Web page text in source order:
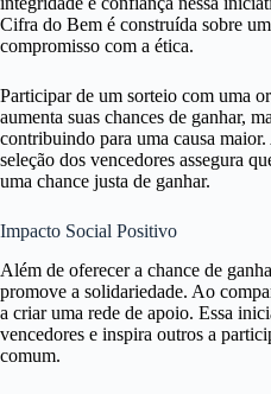
Cifra do Bem é construída sobre
compromisso com a ética.
Participar de um sorteio com uma
aumenta suas chances de ganhar,
contribuindo para uma causa
seleção dos vencedores assegura
uma chance justa de ganhar.
Impacto Social Positivo
Além de oferecer a chance de
promove a solidariedade. Ao
a criar uma rede de apoio. Essa
vencedores e inspira outros a
comum.